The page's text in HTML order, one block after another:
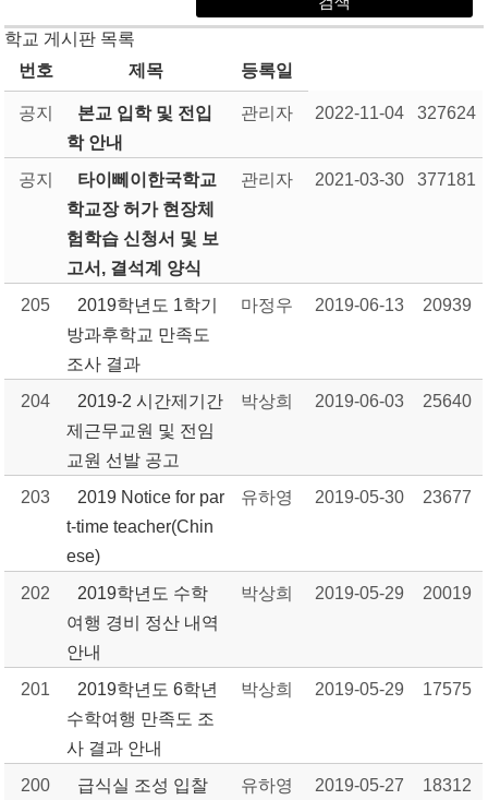
학교 게시판 목록
번호
제목 등록일
공지
본교 입학 및 전입
학 안내
관리자 2022-11-04 327624
공지
타이뻬이한국학교
학교장 허가 현장체
험학습 신청서 및 보
고서, 결석계 양식
관리자 2021-03-30 377181
205
2019학년도 1학기
방과후학교 만족도
조사 결과
마정우 2019-06-13 20939
204
2019-2 시간제기간
제근무교원 및 전임
교원 선발 공고
박상희 2019-06-03 25640
203
2019 Notice for par
t-time teacher(Chin
ese)
유하영 2019-05-30 23677
202
2019학년도 수학
여행 경비 정산 내역
안내
박상희 2019-05-29 20019
201
2019학년도 6학년
수학여행 만족도 조
사 결과 안내
박상희 2019-05-29 17575
200
급식실 조성 입찰
유하영 2019-05-27 18312